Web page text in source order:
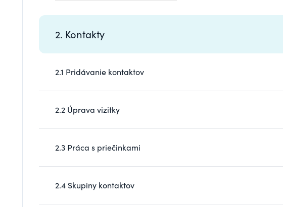
2. Kontakty
2.1 Pridávanie kontaktov
2.2 Úprava vizitky
2.3 Práca s priečinkami
2.4 Skupiny kontaktov